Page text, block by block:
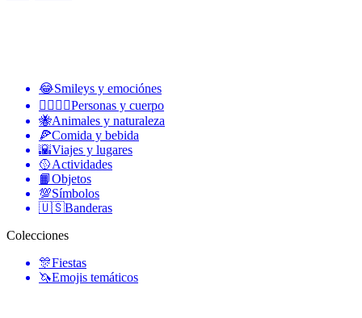
😂Smileys y emociónes
👩‍❤️‍💋‍👨Personas y cuerpo
🐝Animales y naturaleza
🍕Comida y bebida
🌇Viajes y lugares
🥎Actividades
📙Objetos
💯Símbolos
🇺🇸Banderas
Colecciones
🎊Fiestas
🦄Emojis temáticos